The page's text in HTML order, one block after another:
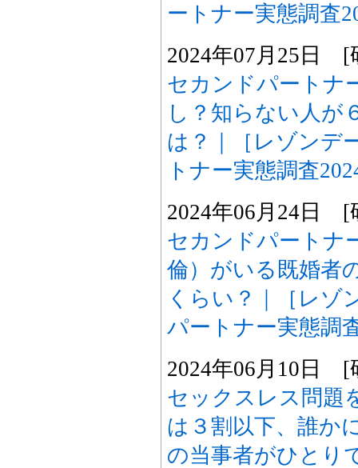
ートナー実態調査
2024年07月25日 [
セカンドパートナ
し？知らない人が
は？｜［レゾンデ
トナー実態調査
2024年06月24日 [
セカンドパートナ
倫）がいる既婚者
くらい？｜［レゾ
パートナー実態調
2024年06月10日 [
セックスレス問題
は３割以下、誰か
の当事者がひとり